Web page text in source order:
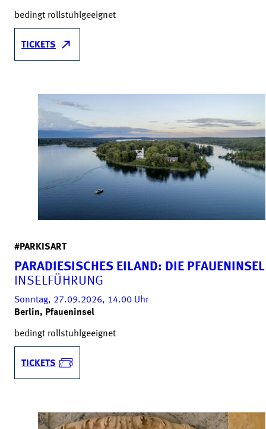
bedingt rollstuhlgeeignet
TICKETS
#PARKISART
PARADIESISCHES EILAND: DIE PFAUENINSEL
INSELFÜHRUNG
Sonntag, 27.09.2026, 14.00 Uhr
Berlin, Pfaueninsel
bedingt rollstuhlgeeignet
TICKETS